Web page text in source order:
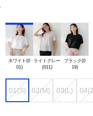
ホワイト(0
01)
ライトグレー
(011)
ブラック(0
19)
01(S) 02(M) 03(L)